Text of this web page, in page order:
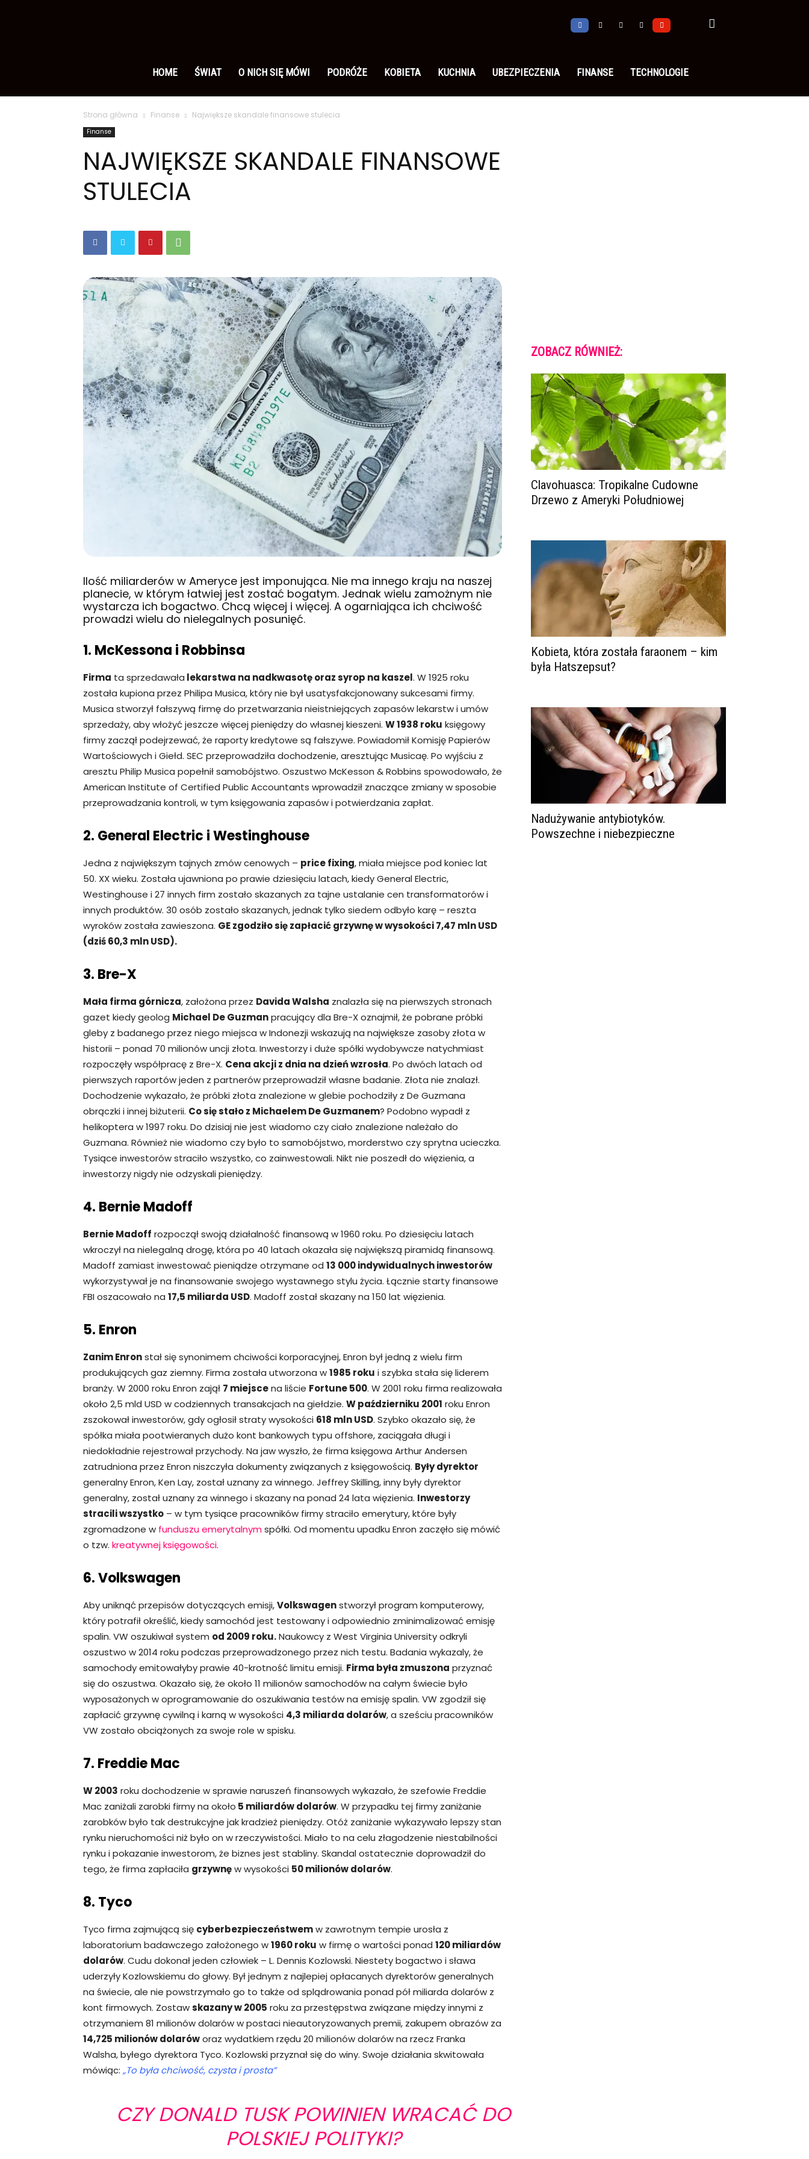
polsku
HOME ŚWIAT O NICH SIĘ MÓWI PODRÓŻE KOBIETA KUCHNIA UBEZPIECZENIA FINANSE TECHNOLOGIE
Strona główna Finanse Największe skandale finansowe stulecia
Finanse
NAJWIĘKSZE SKANDALE FINANSOWE
STULECIA
Ilość miliarderów w Ameryce jest imponująca. Nie ma innego kraju na naszej
planecie, w którym łatwiej jest zostać bogatym. Jednak wielu zamożnym nie
wystarcza ich bogactwo. Chcą więcej i więcej. A ogarniająca ich chciwość
prowadzi wielu do nielegalnych posunięć.
1. McKessona i Robbinsa
Firma ta sprzedawała lekarstwa na nadkwasotę oraz syrop na kaszel. W 1925 roku
została kupiona przez Philipa Musica, który nie był usatysfakcjonowany sukcesami firmy.
Musica stworzył fałszywą firmę do przetwarzania nieistniejących zapasów lekarstw i umów
sprzedaży, aby włożyć jeszcze więcej pieniędzy do własnej kieszeni. W 1938 roku księgowy
firmy zaczął podejrzewać, że raporty kredytowe są fałszywe. Powiadomił Komisję Papierów
Wartościowych i Giełd. SEC przeprowadziła dochodzenie, aresztując Musicaę. Po wyjściu z
aresztu Philip Musica popełnił samobójstwo. Oszustwo McKesson & Robbins spowodowało, że
American Institute of Certified Public Accountants wprowadził znaczące zmiany w sposobie
przeprowadzania kontroli, w tym księgowania zapasów i potwierdzania zapłat.
2. General Electric i Westinghouse
Jedna z największym tajnych zmów cenowych – price fixing, miała miejsce pod koniec lat
50. XX wieku. Została ujawniona po prawie dziesięciu latach, kiedy General Electric,
Westinghouse i 27 innych firm zostało skazanych za tajne ustalanie cen transformatorów i
innych produktów. 30 osób zostało skazanych, jednak tylko siedem odbyło karę – reszta
wyroków została zawieszona. GE zgodziło się zapłacić grzywnę w wysokości 7,47 mln USD
(dziś 60,3 mln USD).
3. Bre-X
Mała firma górnicza, założona przez Davida Walsha znalazła się na pierwszych stronach
gazet kiedy geolog Michael De Guzmanpracujący dla Bre-X oznajmił, że pobrane próbki
gleby z badanego przez niego miejsca w Indonezji wskazują na największe zasoby złota w
historii – ponad 70 milionów uncji złota. Inwestorzy i duże spółki wydobywcze natychmiast
rozpoczęły współpracę z Bre-X. Cena akcji z dnia na dzień wzrosła. Po dwóch latach od
pierwszych raportów jeden z partnerów przeprowadził własne badanie. Złota nie znalazł.
Dochodzenie wykazało, że próbki złota znalezione w glebie pochodziły z De Guzmana
obrączki i innej biżuterii. Co się stało z Michaelem De Guzmanem? Podobno wypadł z
helikoptera w 1997 roku. Do dzisiaj nie jest wiadomo czy ciało znalezione należało do
Guzmana. Również nie wiadomo czy było to samobójstwo, morderstwo czy sprytna ucieczka.
Tysiące inwestorów straciło wszystko, co zainwestowali. Nikt nie poszedł do więzienia, a
inwestorzy nigdy nie odzyskali pieniędzy.
4. Bernie Madoff
Bernie Madoff rozpoczął swoją działalność finansową w 1960 roku. Po dziesięciu latach
wkroczył na nielegalną drogę, która po 40 latach okazała się największą piramidą finansową.
Madoff zamiast inwestować pieniądze otrzymane od 13 000 indywidualnych inwestorów
wykorzystywał je na finansowanie swojego wystawnego stylu życia. Łącznie starty finansowe
FBI oszacowało na 17,5 miliarda USD. Madoff został skazany na 150 lat więzienia.
5. Enron
Zanim Enronstał się synonimem chciwości korporacyjnej, Enron był jedną z wielu firm
produkujących gaz ziemny. Firma została utworzona w1985 roku i szybka stała się liderem
branży. W 2000 roku Enron zajął 7 miejscena liście Fortune 500. W 2001 roku firma realizowała
około 2,5 mld USD w codziennych transakcjach na giełdzie. W październiku 2001 roku Enron
zszokował inwestorów, gdy ogłosił straty wysokości 618 mln USD. Szybko okazało się, że
spółka miała pootwieranych dużo kont bankowych typu offshore, zaciągała długi i
niedokładnie rejestrował przychody. Na jaw wyszło, że firma księgowa Arthur Andersen
zatrudniona przez Enron niszczyła dokumenty związanych z księgowością. Były dyrektor
generalny Enron, Ken Lay, został uznany za winnego. Jeffrey Skilling, inny były dyrektor
generalny, został uznany za winnego i skazany na ponad 24 lata więzienia. Inwestorzy
stracili wszystko – w tym tysiące pracowników firmy straciło emerytury, które były
zgromadzone w funduszu emerytalnymspółki. Od momentu upadku Enron zaczęło się mówić
o tzw. kreatywnej księgowości.
6. Volkswagen
Aby uniknąć przepisów dotyczących emisji,Volkswagenstworzył program komputerowy,
który potrafił określić, kiedy samochód jest testowany i odpowiednio zminimalizować emisję
spalin. VW oszukiwał system od 2009 roku.Naukowcy z West Virginia University odkryli
oszustwo w 2014 roku podczas przeprowadzonego przez nich testu. Badania wykazaly, że
samochody emitowałyby prawie 40-krotność limitu emisji. Firma była zmuszona przyznać
się do oszustwa. Okazało się, że około 11 milionów samochodów na całym świecie było
wyposażonych w oprogramowanie do oszukiwania testów na emisję spalin. VW zgodził się
zapłacić grzywnę cywilną i karną w wysokości 4,3 miliarda dolarów, a sześciu pracowników
VW zostało obciążonych za swoje role w spisku.
7. Freddie Mac
W 2003 roku dochodzenie w sprawie naruszeń finansowych wykazało, że szefowie Freddie
Mac zaniżali zarobki firmy na około 5 miliardów dolarów. W przypadku tej firmy zaniżanie
zarobków było tak destrukcyjne jak kradzież pieniędzy. Otóż zaniżanie wykazywało lepszy stan
rynku nieruchomości niż było on w rzeczywistości. Miało to na celu złagodzenie niestabilności
rynku i pokazanie inwestorom, że biznes jest stabliny. Skandal ostatecznie doprowadził do
tego, że firma zapłaciła grzywnęw wysokości 50 milionów dolarów.
8. Tyco
Tyco firma zajmującą się cyberbezpieczeństwemw zawrotnym tempie urosła z
laboratorium badawczego założonego w1960 roku w firmę o wartości ponad 120 miliardów
dolarów. Cudu dokonał jeden człowiek – L. Dennis Kozlowski. Niestety bogactwo i sława
uderzyły Kozlowskiemu do głowy. Był jednym z najlepiej opłacanych dyrektorów generalnych
na świecie, ale nie powstrzymało go to także od splądrowania ponad pół miliarda dolarów z
kont firmowych. Zostawskazany w 2005 roku za przestępstwa związane między innymi z
otrzymaniem 81 milionów dolarów w postaci nieautoryzowanych premii, zakupem obrazów za
14,725 milionów dolaróworaz wydatkiem rzędu 20 milionów dolarów na rzecz Franka
Walsha, byłego dyrektora Tyco. Kozlowski przyznał się do winy. Swoje działania skwitowała
mówiąc: „To była chciwość, czysta i prosta”
CZY DONALD TUSK POWINIEN WRACAĆ DO
POLSKIEJ POLITYKI?
ZOBACZ RÓWNIEŻ:
Clavohuasca: Tropikalne Cudowne
Drzewo z Ameryki Południowej
Kobieta, która została faraonem – kim
była Hatszepsut?
Nadużywanie antybiotyków.
Powszechne i niebezpieczne